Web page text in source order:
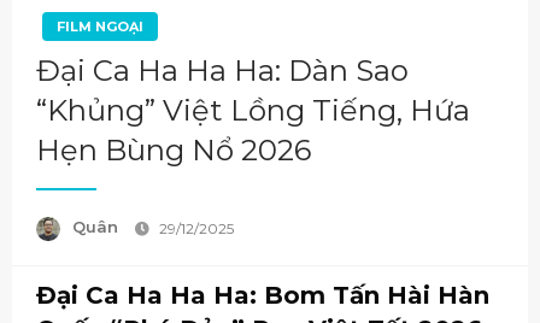
FILM NGOẠI
Đại Ca Ha Ha Ha: Dàn Sao
“Khủng” Việt Lồng Tiếng, Hứa
Hẹn Bùng Nổ 2026
Quân 29/12/2025
Đại Ca Ha Ha Ha: Bom Tấn Hài Hàn